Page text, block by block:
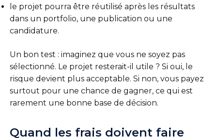
le projet pourra être réutilisé après les résultats
dans un portfolio, une publication ou une
candidature.
Un bon test : imaginez que vous ne soyez pas
sélectionné. Le projet resterait-il utile ? Si oui, le
risque devient plus acceptable. Si non, vous payez
surtout pour une chance de gagner, ce qui est
rarement une bonne base de décision.
Quand les frais doivent faire